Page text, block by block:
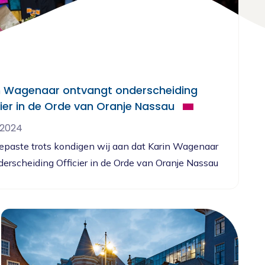
Wagenaar ontvangt onderscheiding
in de Orde van Oranje Nassau
trots kondigen wij aan dat Karin Wagenaar
Officier in de Orde van Oranje Nassau